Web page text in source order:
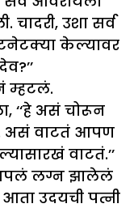
चादरी, उशा सर्व
केल्यावर
म्हटलं.
‘‘हे असं चोरून
असं वाटतं आपण
वाटतं.’’
लग्न झालेलं
उदयची पत्नी